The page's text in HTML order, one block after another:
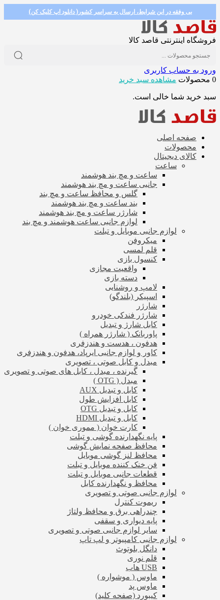
بی وفقه در این شرایط، ارسال به سراسر کشور( دانلود اپ کلیک کن)
فروشگاه اینترنتی قاصد کالا
ورود به حساب کاربری
0 محصولات
مشاهده سبد خرید
سبد خرید شما خالی است.
صفحه اصلی
محصولات
کالای دیجیتال
ساعت
ساعت و مچ بند هوشمند
جانبی ساعت و مچ بند هوشمند
گلس و محافظ ساعت و مچ بند
بند ساعت و مچ بند هوشمند
شارژر ساعت و مچ بند هوشمند
لوازم جانبی ساعت هوشمند و مچ بند
لوازم جانبی موبایل و تبلت
میکروفن
قلم لمسی
کنسول بازی
واقعیت مجازی
دسته بازی
لامپ و روشنایی
اسپیکر (بلندگو)
شارژر
شارژر فندکی خودرو
کابل شارژ و تبدیل
پاوربانک ( شارژر همراه )
هدفون ، هدست و هندزفری
کاور و لوازم جانبی ایرپاد، هدفون و هندزفری
مبدل و کابل صوتی ، تصویری
گیرنده ، مبدل ، کابل های صوتی و تصویری
مبدل ( OTG )
کابل و تبدیل AUX
کابل افزایش طول
کابل و تبدیل OTG
کابل و تبدیل HDMI
کارت خوان ( مموری خوان )
پایه نگهدارنده گوشی و تبلت
محافظ صفحه نمایش گوشی
محافظ لنز گوشی موبایل
فن خنک کننده موبایل و تبلت
قطعات جانبی موبایل و تبلت
محافظ و نگهدارنده کابل
لوازم جانبی صوتی و تصویری
ریموت کنترل
چندراهی برق و محافظ ولتاژ
پایه دیواری و سقفی
سایر لوازم جانبی صوتی و تصویری
لوازم جانبی کامپیوتر و لپ تاپ
دانگل بلوتوث
قلم نوری
USB هاب
ماوس ( موشواره )
ماوس پد
کیبورد (صفحه کلید)